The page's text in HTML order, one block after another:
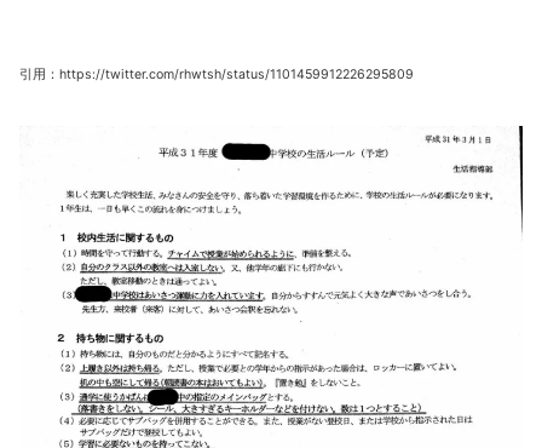
引用：https://twitter.com/rhwtsh/status/1101459912226295809